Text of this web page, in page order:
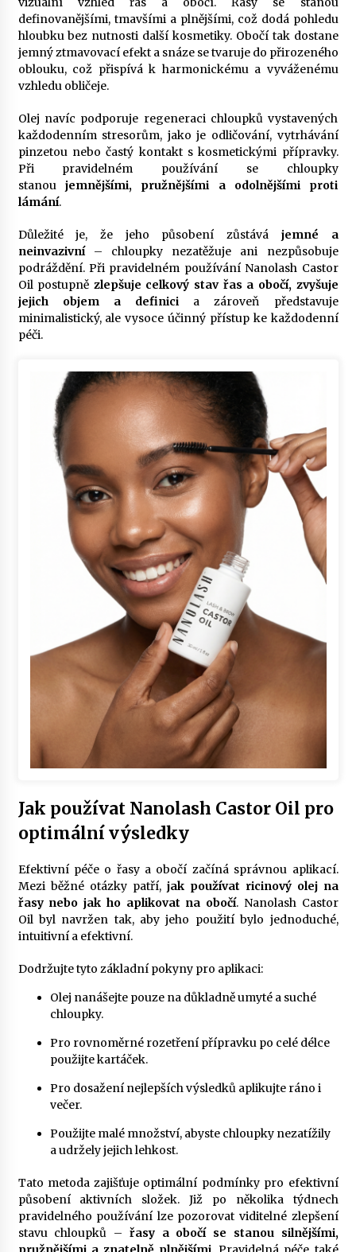
definovanějšími, tmavšími a plnějšími, což dodá pohledu
hloubku bez nutnosti další kosmetiky. Obočí tak dostane
jemný ztmavovací efekt a snáze se tvaruje do přirozeného
oblouku, což přispívá k harmonickému a vyváženému
vzhledu obličeje.
Olej navíc podporuje regeneraci chloupků vystavených
každodenním stresorům, jako je odličování, vytrhávání
pinzetou nebo častý kontakt s kosmetickými přípravky.
Při pravidelném používání se chloupky
stanoujemnějšími, pružnějšími a odolnějšími proti
lámání.
Důležité je, že jeho působení zůstává jemné a
neinvazivní– chloupky nezatěžuje ani nezpůsobuje
podráždění. Při pravidelném používání Nanolash Castor
Oil postupně zlepšuje celkový stav řas a obočí, zvyšuje
jejich objem a definici a zároveň představuje
minimalistický, ale vysoce účinný přístup ke každodenní
péči.
Jak používat Nanolash Castor Oil pro
optimální výsledky
Efektivní péče o řasy a obočí začíná správnou aplikací.
Mezi běžné otázky patří, jak používat ricinový olej na
řasy nebo jak ho aplikovat na obočí. Nanolash Castor
Oil byl navržen tak, aby jeho použití bylo jednoduché,
intuitivní a efektivní.
Dodržujte tyto základní pokyny pro aplikaci:
Olej nanášejte pouze na důkladně umyté a suché
chloupky.
Pro rovnoměrné rozetření přípravku po celé délce
použijte kartáček.
Pro dosažení nejlepších výsledků aplikujte ráno i
večer.
Použijte malé množství, abyste chloupky nezatížily
a udržely jejich lehkost.
Tato metoda zajišťuje optimální podmínky pro efektivní
působení aktivních složek. Již po několika týdnech
pravidelného používání lze pozorovat viditelné zlepšení
stavu chloupků – řasy a obočí se stanou silnějšími,